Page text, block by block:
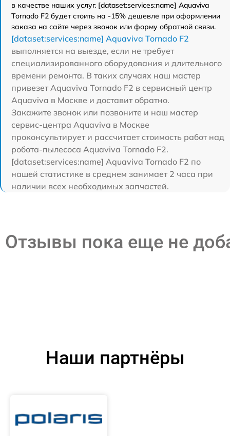
в качестве наших услуг. [dataset:services:name] Aquaviva
Tornado F2 будет стоить на -15% дешевле при оформлении
заказа на сайте через звонок или форму обратной связи.
[dataset:services:name] Aquaviva Tornado F2
выполняется на выезде, если не требует
специализированного оборудования и длительного
времени ремонта. В таких случаях наш мастер
привезет Aquaviva Tornado F2 в сервисный центр
Aquaviva в Москве и доставит обратно.
Закажите звонок или позвоните и наш мастер
сервис-центра Aquaviva в Москве
проконсультирует и рассчитает стоимость работ над
робота-пылесоса Aquaviva Tornado F2.
[dataset:services:name] Aquaviva Tornado F2 по
нашей статистике в среднем занимает 2 часа при
наличии всех необходимых запчастей.
Отзывы пока еще не
Наши партнёры